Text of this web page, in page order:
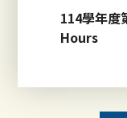
114學年度
Hours